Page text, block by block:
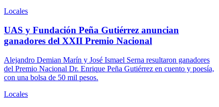
Locales
UAS y Fundación Peña Gutiérrez anuncian
ganadores del XXII Premio Nacional
Alejandro Demian Marín y José Ismael Serna resultaron ganadores
del Premio Nacional Dr. Enrique Peña Gutiérrez en cuento y poesía,
con una bolsa de 50 mil pesos.
Locales